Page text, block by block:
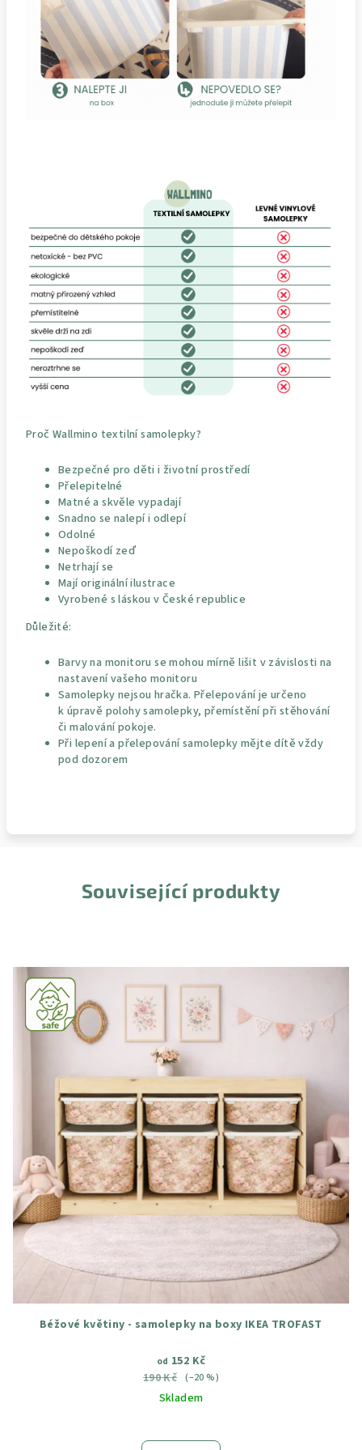
Proč Wallmino textilní samolepky?
Bezpečné pro děti i životní prostředí
Přelepitelné
Matné a skvěle vypadají
Snadno se nalepí i odlepí
Odolné
Nepoškodí zeď
Netrhají se
Mají originální ilustrace
Vyrobené s láskou v České republice
Důležité:
Barvy na monitoru se mohou mírně lišit v závislosti na
nastavení vašeho monitoru
Samolepky nejsou hračka. Přelepování je určeno
k úpravě polohy samolepky, přemístění při stěhování
či malování pokoje.
Při lepení a přelepování samolepky mějte dítě vždy
pod dozorem
Související produkty
Béžové květiny - samolepky na boxy IKEA TROFAST
od 152 Kč
190 Kč (–20 %)
Skladem
hodnocení